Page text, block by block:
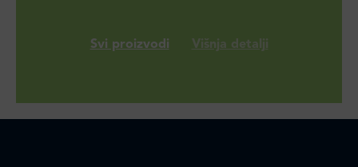
Svi proizvodi Višnja detalji